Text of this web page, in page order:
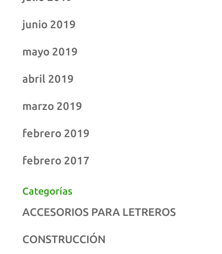
junio 2019
mayo 2019
abril 2019
marzo 2019
febrero 2019
febrero 2017
Categorías
ACCESORIOS PARA LETREROS
CONSTRUCCIÓN